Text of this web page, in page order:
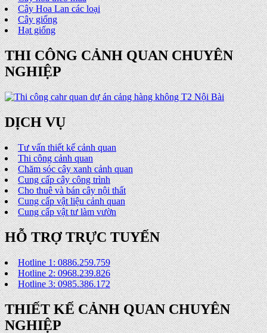
Cây Hoa Lan các loại
Cây giống
Hạt giống
THI CÔNG CẢNH QUAN CHUYÊN
NGHIỆP
DỊCH VỤ
Tư vấn thiết kế cảnh quan
Thi công cảnh quan
Chăm sóc cây xanh cảnh quan
Cung cấp cây công trình
Cho thuê và bán cây nội thất
Cung cấp vật liệu cảnh quan
Cung cấp vật tư làm vườn
HỖ TRỢ TRỰC TUYẾN
Hotline 1: 0886.259.759
Hotline 2: 0968.239.826
Hotline 3: 0985.386.172
THIẾT KẾ CẢNH QUAN CHUYÊN
NGHIỆP